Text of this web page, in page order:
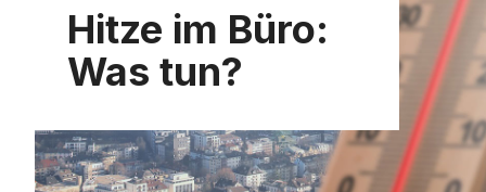
Hitze im Büro:
Was tun?